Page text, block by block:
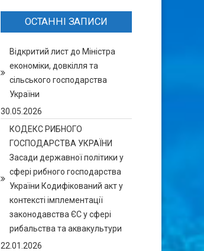
ОСТАННІ ЗАПИСИ
Відкритий лист до Міністра
економіки, довкілля та
сільського господарства
України
30.05.2026
КОДЕКС РИБНОГО
ГОСПОДАРСТВА УКРАЇНИ
Засади державної політики у
сфері рибного господарства
України Кодифікований акт у
контексті імплементації
законодавства ЄС у сфері
рибальства та аквакультури
22.01.2026